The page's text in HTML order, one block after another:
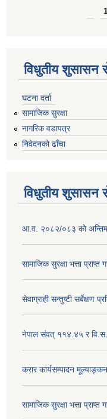
विधुतीय शुसासन
घटना दर्ता
सामाजिक सुरक्षा
नागरिक वडापत्र
निवेदनको ढाँचा
विधुतीय शुसासन
आ.व. २०८२/०८३ को अन्तिम
सामाजिक सुरक्षा भत्ता
सेवाग्राही सन्तुष्टी सर्बेक्षण
नेपाल संवत् ११४.४५ र
करार कार्यसम्पादन
सामाजिक सुरक्षा भत्ता